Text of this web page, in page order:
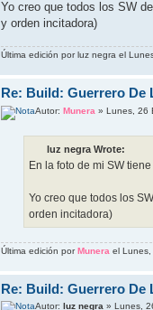
Yo creo que todos los SW
y orden incitadora)
Última edición por luz negra el
Re: Build: Guerrero De
Autor:Munera » Lunes, 26
luz negra Wrote:
En la foto de mi SW
Yo creo que todos los
orden incitadora)
Última edición porMunera el
Re: Build: Guerrero De
Autor: luz negra » Lunes,